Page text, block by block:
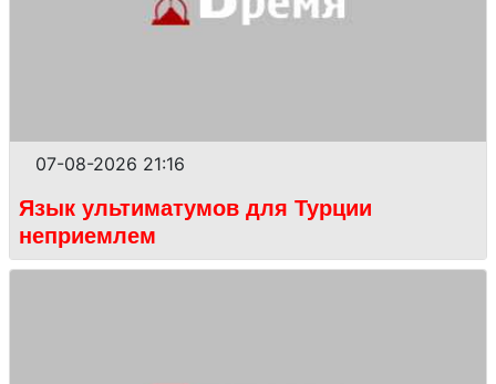
07-08-2026 21:16
Язык ультиматумов для Турции
неприемлем